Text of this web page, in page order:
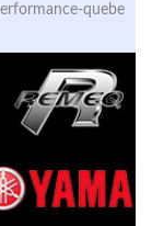
quebe